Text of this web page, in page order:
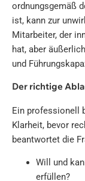
ordnungsgemäß
ist, kann zur
Mitarbeiter, der
hat, aber
und
Der richtige
Ein professionell
Klarheit, bevor
beantwortet die
Will und
erfüllen?